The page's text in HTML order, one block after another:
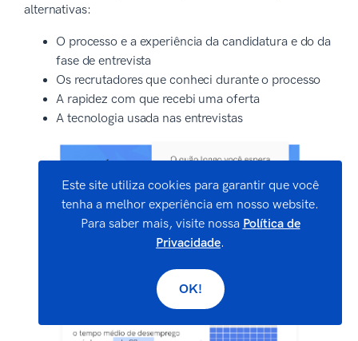
alternativas:
O processo e a experiência da candidatura e do da
fase de entrevista
Os recrutadores que conheci durante o processo
A rapidez com que recebi uma oferta
A tecnologia usada nas entrevistas
Este site utiliza cookies para garantir que você
tenha a melhor experiência em nosso website.
Para saber mais, visite nossa Política de
Privacidade.
OK!